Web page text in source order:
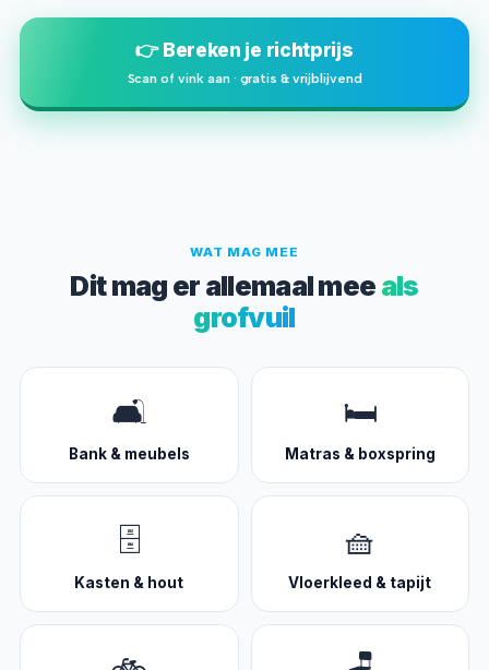
👉 Bereken je richtprijs
Scan of vink aan · gratis & vrijblijvend
WAT MAG MEE
Dit mag er allemaal mee als
grofvuil
🛋️
Bank & meubels
🛏️
Matras & boxspring
🗄️
Kasten & hout
🧺
Vloerkleed & tapijt